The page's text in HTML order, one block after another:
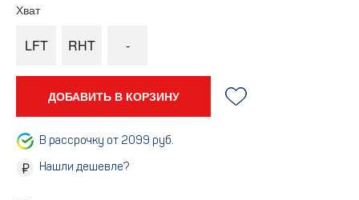
Хват
LFT RHT -
ДОБАВИТЬ В КОРЗИНУ
В рассрочку от 2099 руб.
Нашли дешевле?